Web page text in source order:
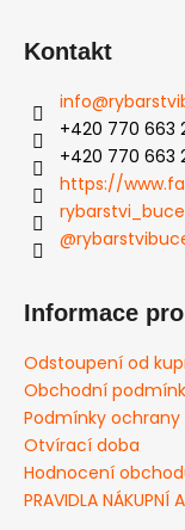
Kontakt
info@
+420 770 663
+420 770 663
https://
Informace
Odstoupení od
Obchodní
Podmínky
Otvírací doba
Hodnocení
PRAVIDLA